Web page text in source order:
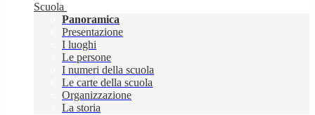
Scuola
Panoramica
Presentazione
I luoghi
Le persone
I numeri della scuola
Le carte della scuola
Organizzazione
La storia